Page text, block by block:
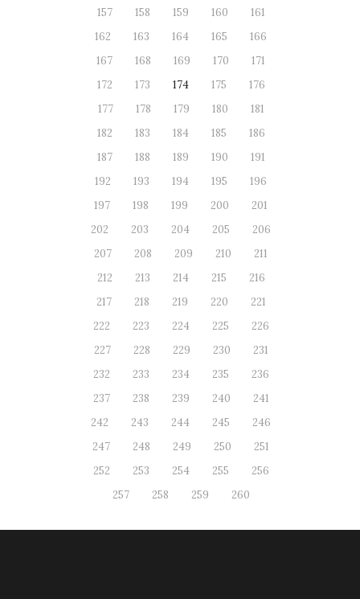
157
158 159 160
161
162
163 164 165
166
167
168 169 170
171
172
173 174 175
176
177
178 179 180
181
182
183 184 185
186
187
188 189 190
191
192
193 194 195
196
197
198 199 200
201
202
203 204 205
206
207
208 209 210
211
212
213 214 215
216
217
218 219 220
221
222
223 224 225
226
227
228 229 230
231
232
233 234 235
236
237
238 239 240
241
242
243 244 245
246
247
248 249 250
251
252
253 254 255
256
257
258 259 260